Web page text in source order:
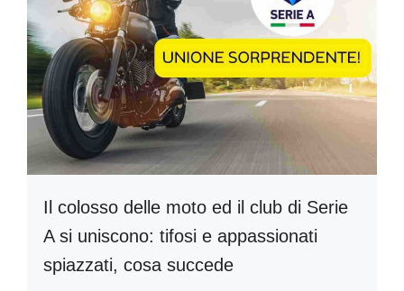
Il colosso delle moto ed il club di Serie
A si uniscono: tifosi e appassionati
spiazzati, cosa succede